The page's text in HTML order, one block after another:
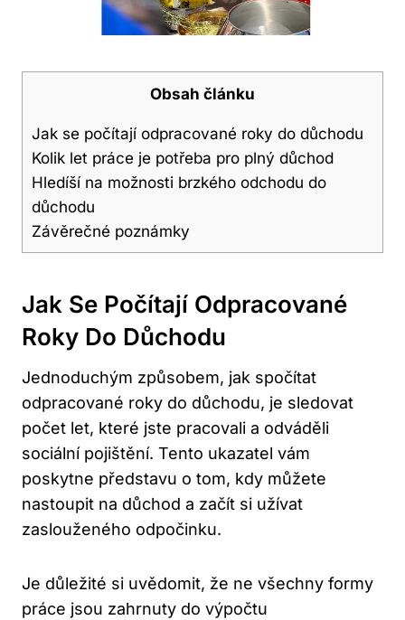
Obsah článku
Jak se počítají odpracované roky do důchodu
Kolik let práce je potřeba pro plný důchod
Hledíší na možnosti brzkého odchodu do
důchodu
Závěrečné poznámky
Jak Se Počítají Odpracované
Roky Do Důchodu
Jednoduchým způsobem, jak spočítat
odpracované roky do důchodu, je sledovat
počet let, které jste pracovali a odváděli
sociální pojištění. Tento ukazatel vám
poskytne představu o tom, kdy můžete
nastoupit na důchod a začít si užívat
zaslouženého odpočinku.
Je důležité si uvědomit, že ne všechny formy
práce jsou zahrnuty do výpočtu